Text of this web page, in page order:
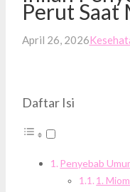
Perut Saat
April 26, 2026
Daftar Isi
Penyebab
1. Miom